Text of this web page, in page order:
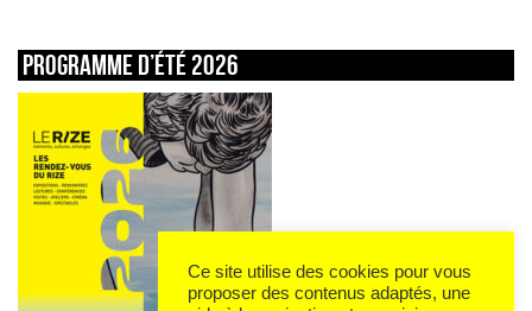
Programme d’été 2026
Ce site utilise des cookies pour vous
proposer des contenus adaptés, une